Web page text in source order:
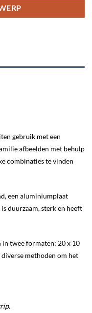
gebruik met een
afbeelden met behulp
combinaties te vinden
een aluminiumplaat
duurzaam, sterk en heeft
twee formaten; 20 x 10
methoden om het